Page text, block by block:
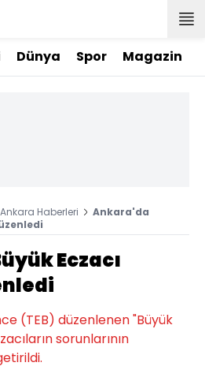
Dünya Spor Magazin
Ankara Haberleri
Ankara'da
Eczacı
(TEB) düzenlenen "Büyük
sorunlarının